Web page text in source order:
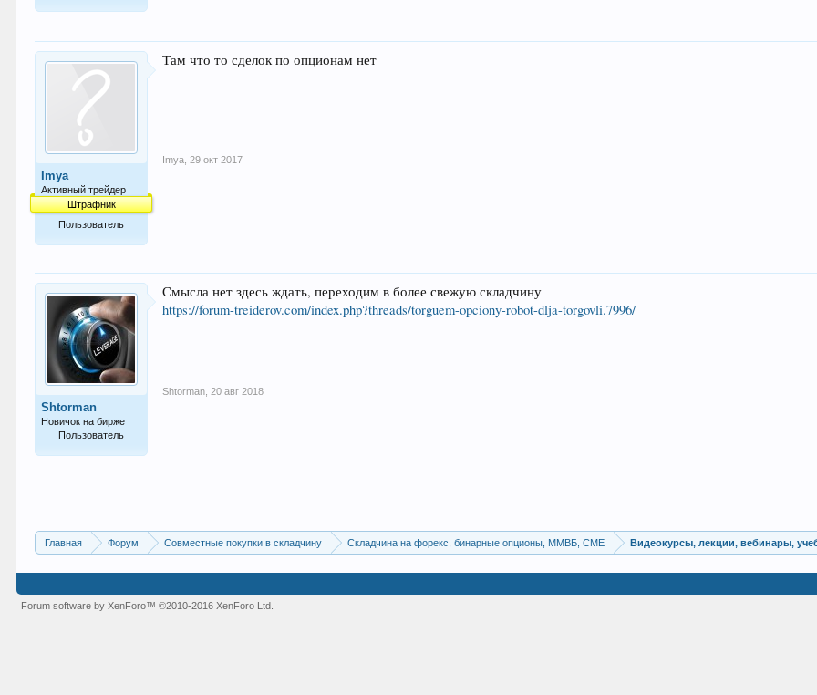
Imya
Активный трейдер
Штрафник
Пользователь
Там что то сделок по опционам нет
Imya 29 окт 2017
Shtorman
Новичок на бирже
Пользователь
Смысла нет здесь ждать, переходим в более свежую складчину
https://forum-treiderov.com/index.php?threads/torguem-opciony-robot-dlja-torgovli.7996/
Shtorman 20 авг 2018
Главная Форум Совместные покупки в складчину Складчина на форекс, бинарные опционы, ММВБ, CME Видеокурсы, лекции, вебинары,
Forum software by XenForo™©2010-2016 XenForo Ltd.